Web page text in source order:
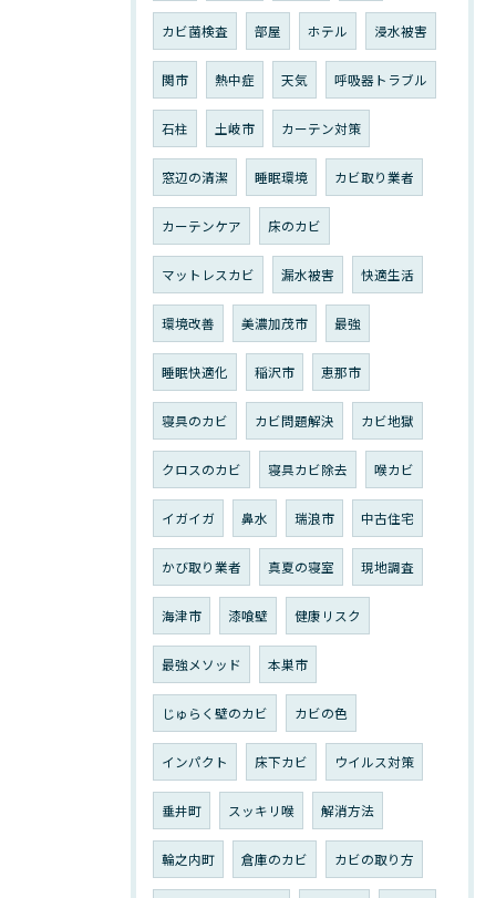
カビ菌検査 部屋 ホテル 浸水被害
関市 熱中症 天気 呼吸器トラブル
石柱 土岐市 カーテン対策
窓辺の清潔 睡眠環境 カビ取り業者
カーテンケア 床のカビ
マットレスカビ 漏水被害 快適生活
環境改善 美濃加茂市 最強
睡眠快適化 稲沢市 恵那市
寝具のカビ カビ問題解決 カビ地獄
クロスのカビ 寝具カビ除去 喉カビ
イガイガ 鼻水 瑞浪市 中古住宅
かび取り業者 真夏の寝室 現地調査
海津市 漆喰壁 健康リスク
最強メソッド 本巣市
じゅらく壁のカビ カビの色
インパクト 床下カビ ウイルス対策
垂井町 スッキリ喉 解消方法
輪之内町 倉庫のカビ カビの取り方